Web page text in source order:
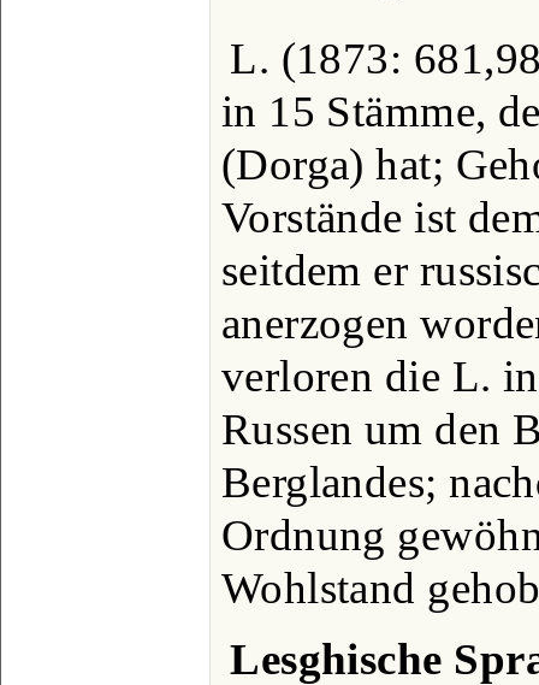
L. (1873:
in 15 Stämme,
(Dorga) hat;
Vorstände ist
seitdem er
anerzogen
verloren die L.
Russen um den
Berglandes;
Ordnung
Wohlstand
Lesghische